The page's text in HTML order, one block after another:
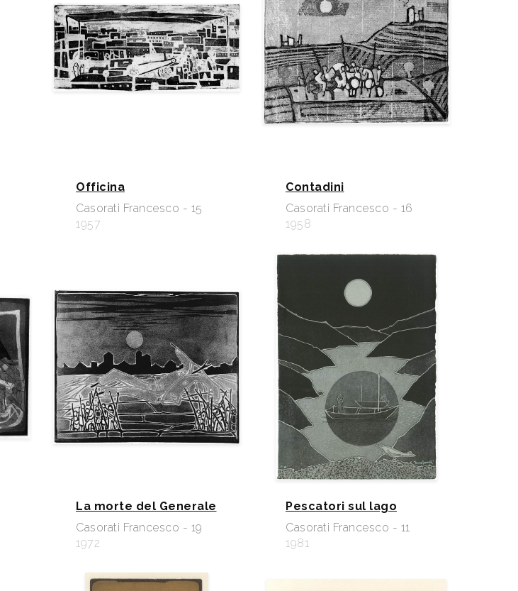
Officina
Casorati Francesco - 15
1957
Contadini
Casorati Francesco - 16
1958
La morte del Generale
Casorati Francesco - 19
1972
Pescatori sul lago
Casorati Francesco - 11
1981